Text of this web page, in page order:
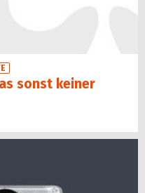
sonst keiner